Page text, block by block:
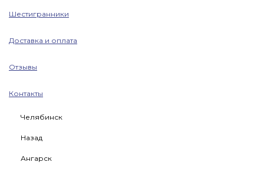
Шестигранники
Доставка и оплата
Отзывы
Контакты
Челябинск
Назад
Ангарск